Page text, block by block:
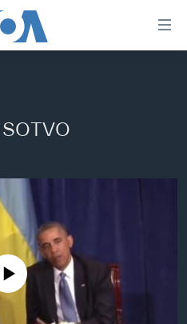
ລັດ 2024
currently available